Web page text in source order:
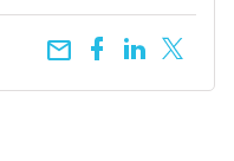
email